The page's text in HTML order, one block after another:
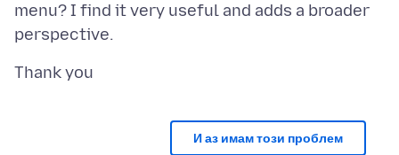
menu? I find it very useful and adds a broader
И аз имам този проблем